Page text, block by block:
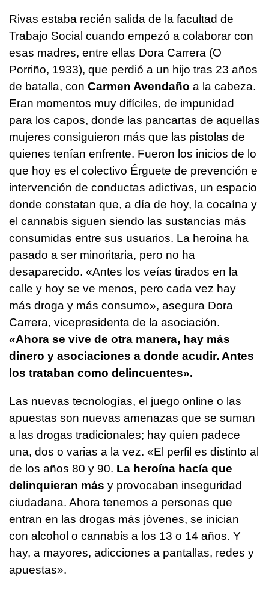
Rivas estaba recién salida de la facultad de
Trabajo Social cuando empezó a colaborar con
esas madres, entre ellas Dora Carrera (O
Porriño, 1933), que perdió a un hijo tras 23 años
de batalla, con Carmen Avendaño a la cabeza.
Eran momentos muy difíciles, de impunidad
para los capos, donde las pancartas de aquellas
mujeres consiguieron más que las pistolas de
quienes tenían enfrente. Fueron los inicios de lo
que hoy es el colectivo Érguete de prevención e
intervención de conductas adictivas, un espacio
donde constatan que, a día de hoy, la cocaína y
el cannabis siguen siendo las sustancias más
consumidas entre sus usuarios. La heroína ha
pasado a ser minoritaria, pero no ha
desaparecido. «Antes los veías tirados en la
calle y hoy se ve menos, pero cada vez hay
más droga y más consumo», asegura Dora
Carrera, vicepresidenta de la asociación.
«Ahora se vive de otra manera, hay más
dinero y asociaciones a donde acudir. Antes
los trataban como delincuentes».
Las nuevas tecnologías, el juego online o las
apuestas son nuevas amenazas que se suman
a las drogas tradicionales; hay quien padece
una, dos o varias a la vez. «El perfil es distinto al
de los años 80 y 90. La heroína hacía que
delinquieran más y provocaban inseguridad
ciudadana. Ahora tenemos a personas que
entran en las drogas más jóvenes, se inician
con alcohol o cannabis a los 13 o 14 años. Y
hay, a mayores, adicciones a pantallas, redes y
apuestas».